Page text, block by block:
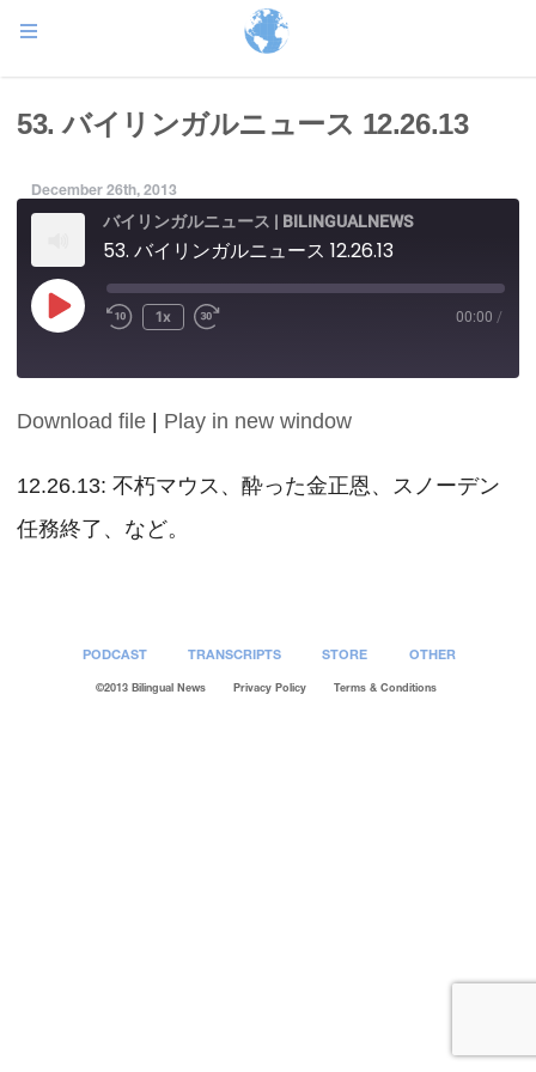
53. バイリンガルニュース 12.26.13
December 26th, 2013
バイリンガルニュース | BILINGUALNEWS
53. バイリンガルニュース 12.26.13
Play
Episode
1x 00:00 /
SHARE
LINK
EMBED
Download file Play in new window
12.26.13: 不朽マウス、酔った金正恩、スノーデン
任務終了、など。
PODCAST TRANSCRIPTS STORE OTHER
©2013 Bilingual News Privacy Policy Terms & Conditions